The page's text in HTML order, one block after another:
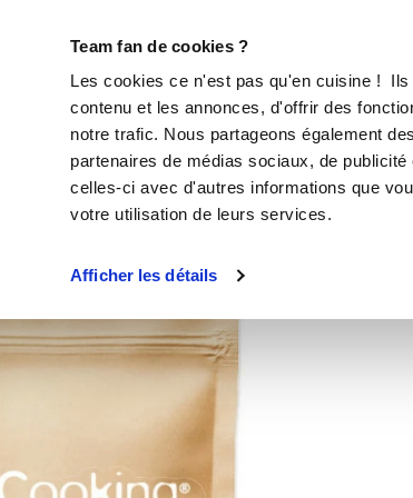
Team fan de cookies ?
Les cookies ce n'est pas qu'en cuisine !
contenu et les annonces, d'offrir des
notre trafic. Nous partageons également
partenaires de médias sociaux, de
celles-ci avec d'autres informations que
votre utilisation de leurs services.
Afficher les détails
USTENSILES ÉPICERIE MISE SOUS VIDE
Ustensiles de cuisine Décors Décors sucrés